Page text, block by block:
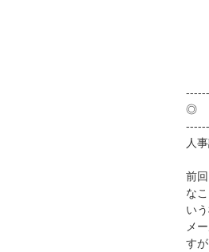
○
○
◎
人
前
な
い
メ
すが